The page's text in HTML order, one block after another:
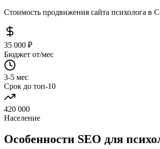
Стоимость продвижения сайта психолога
35 000 ₽
Бюджет от/мес
3-5 мес
Срок до топ-10
420 000
Население
Особенности SEO для